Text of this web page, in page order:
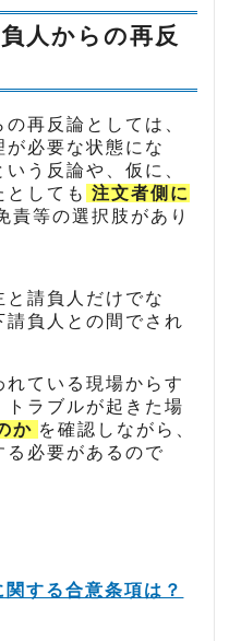
人からの再反
再反論としては、
必要な状態にな
う反論や、仮に、
しても 注文者側に
責等の選択肢があり
と請負人だけでな
請負人との間でされ
ている現場からす
トラブルが起きた場
か を確認しながら、
必要があるので
する合意条項は？